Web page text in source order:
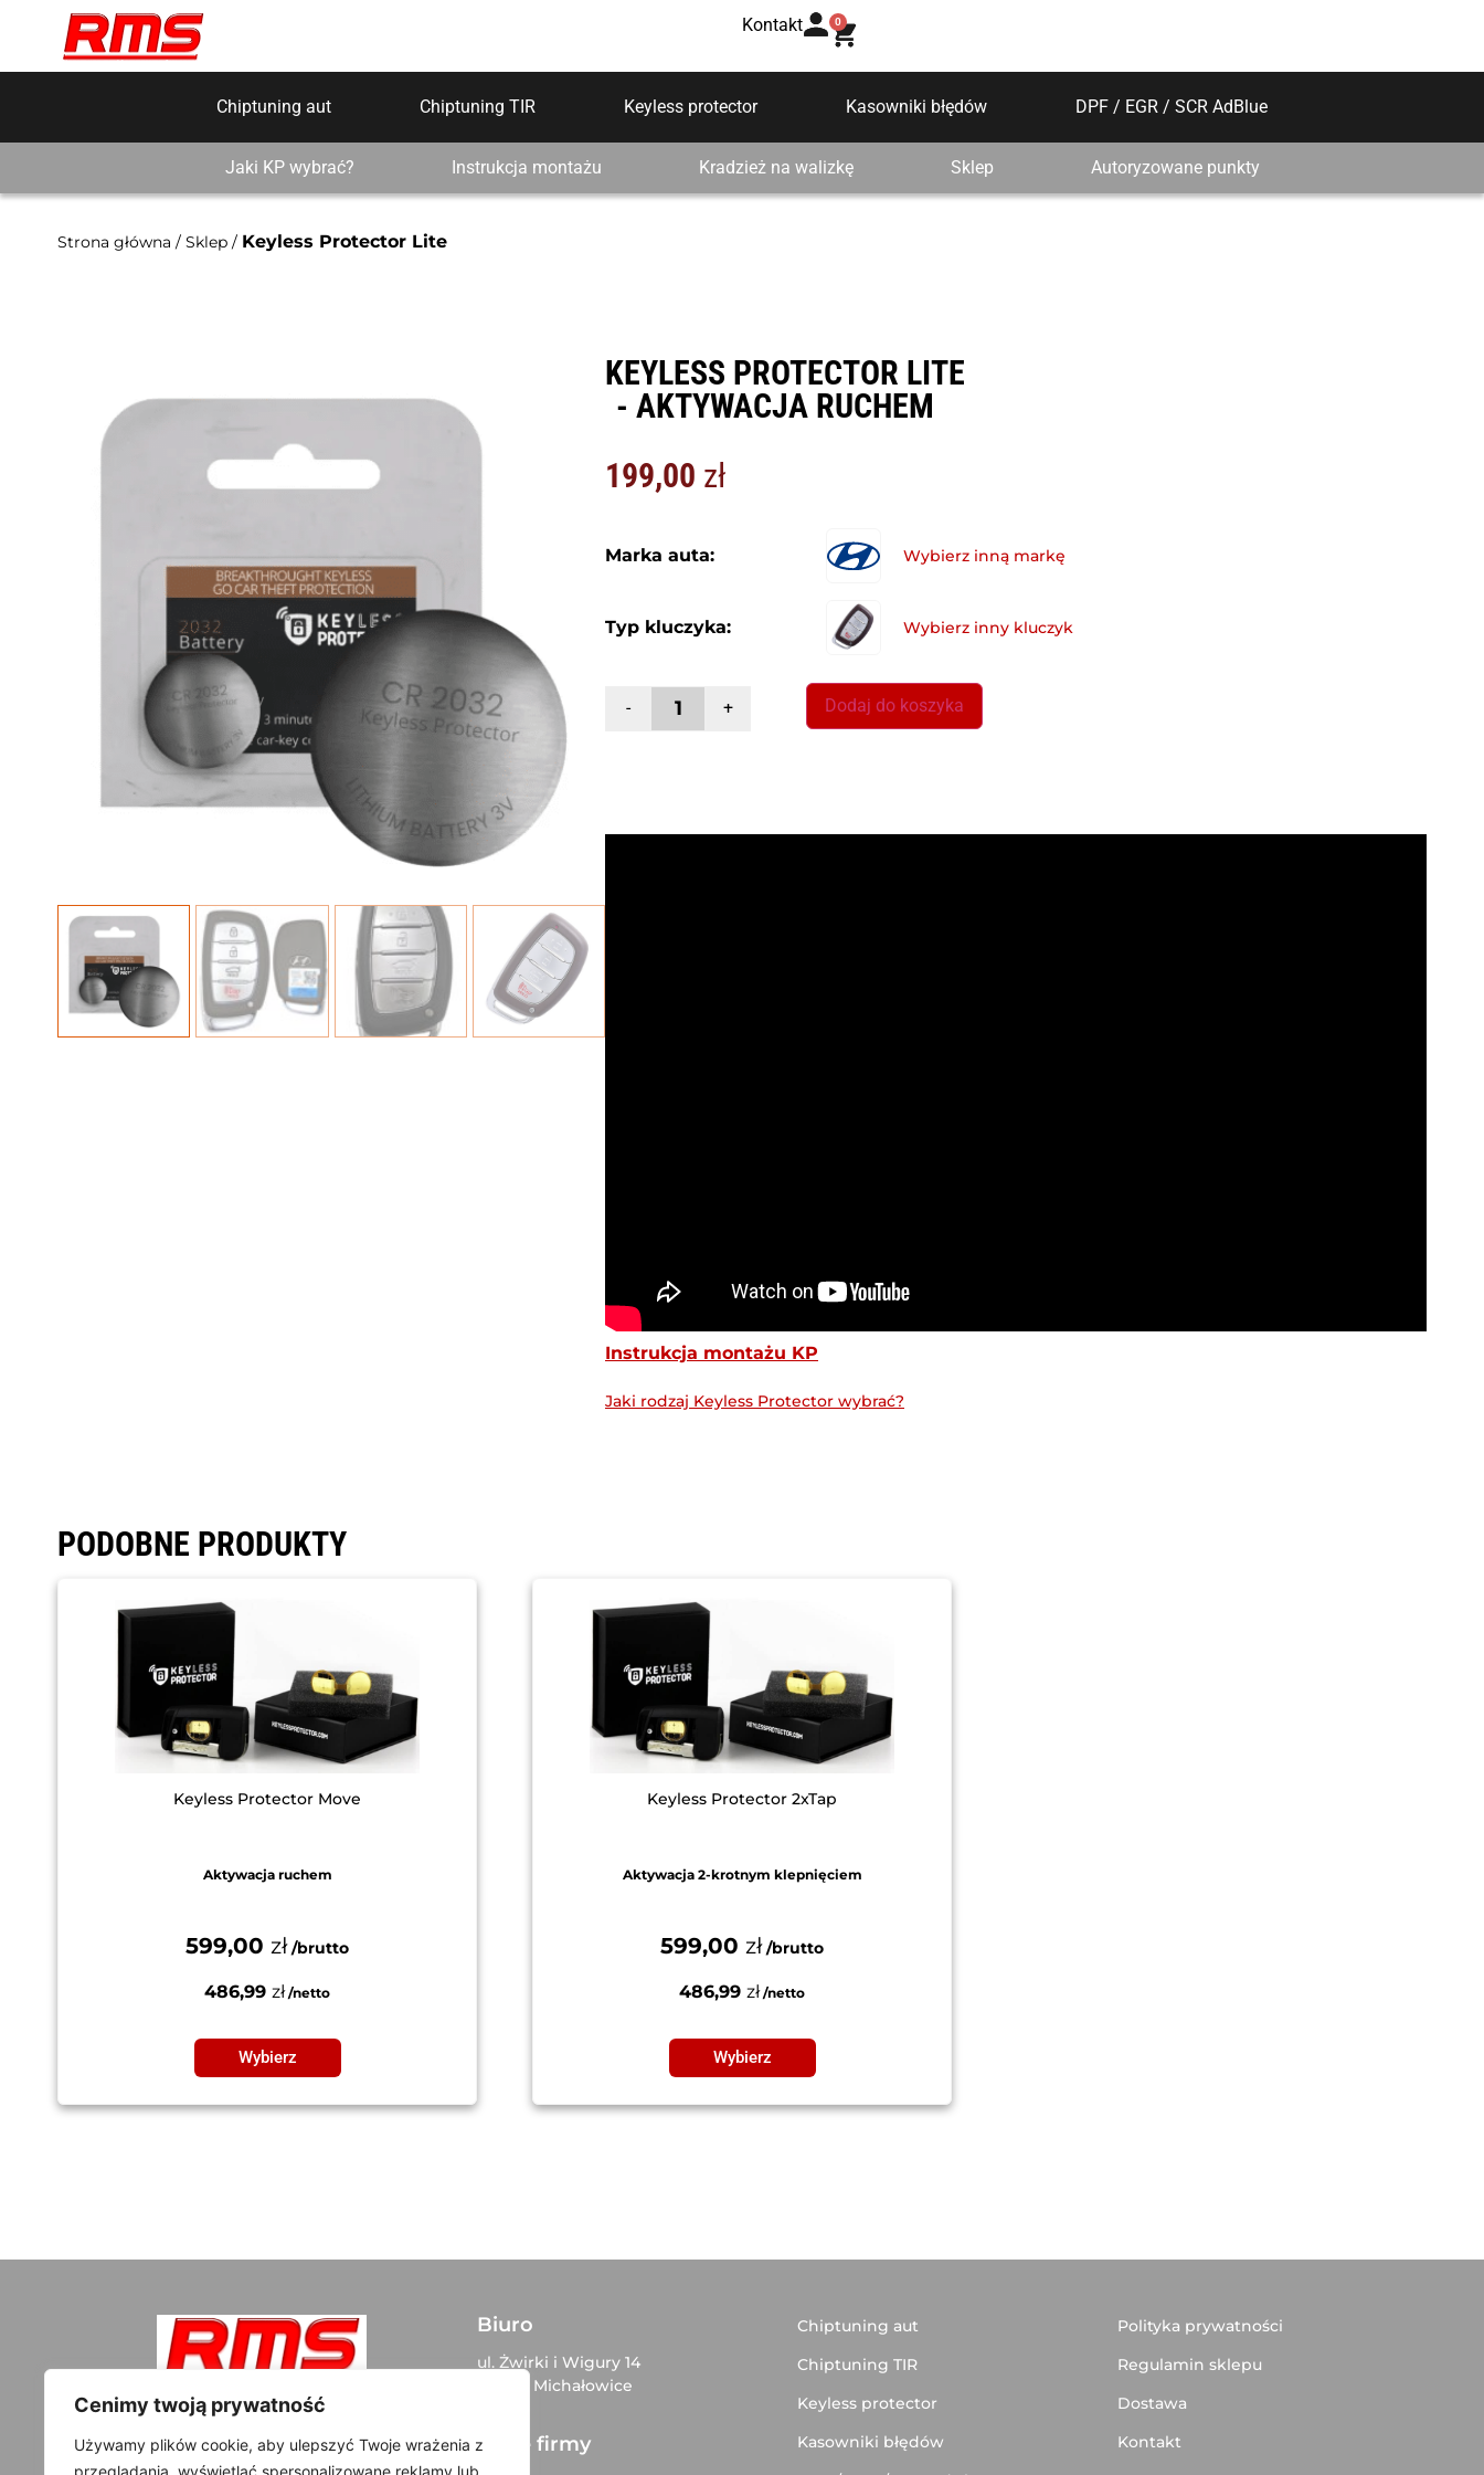
Cenimy twoją prywatność
Używamy plików cookie, aby ulepszyć Twoje wrażenia z
przeglądania, wyświetlać spersonalizowane reklamy lub
Kontakt 0
Chiptuning aut Chiptuning TIR Keyless protector Kasowniki błędów DPF / EGR / SCR AdBlue
Jaki KP wybrać? Instrukcja montażu Kradzież na walizkę Sklep Autoryzowane punkty
Strona główna / Sklep / Keyless Protector Lite
KEYLESS PROTECTOR LITE
- AKTYWACJA RUCHEM
199,00 zł
Marka auta:
Typ kluczyka:
- + Dodaj do koszyka
Instrukcja montażu KP
Jaki rodzaj Keyless Protector wybrać?
PODOBNE PRODUKTY
Keyless Protector Move
Aktywacja ruchem
599,00 zł
486,99 zł
Wybierz
Keyless Protector 2xTap
Aktywacja 2-krotnym klepnięciem
599,00 zł
486,99 zł
Wybierz
Szybki kontakt:
+48 500 300 108
info@rms-tuning.pl
Biuro
ul. Żwirki i Wigury 14
05–816 Michałowice
Dane firmy
Chiptuning aut
Chiptuning TIR
Keyless protector
Kasowniki błędów
Polityka prywatności
Regulamin sklepu
Dostawa
Kontakt